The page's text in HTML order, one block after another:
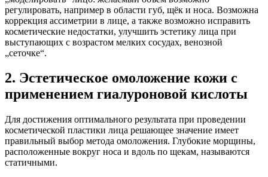
регулировать, например в области губ, щёк и носа. Возможна
коррекция ассиметрии в лице, а также возможно исправить
косметические недостатки, улучшить эстетику лица при
выступающих с возрастом мелких сосудах, венозной
„сеточке“.
2. Эстетическое омоложение кожи с
применением гиалуроновой кислоты
Для достижения оптимального результата при проведении
косметической пластики лица решающее значение имеет
правильный выбор метода омоложения. Глубокие морщины,
расположенные вокруг носа и вдоль по щекам, называются
статичными.